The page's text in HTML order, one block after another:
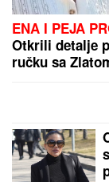
ENA I PEJA
Otkrili detalje
ručku sa